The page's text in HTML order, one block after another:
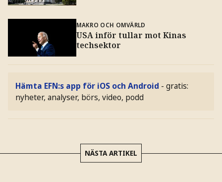
MAKRO OCH OMVÄRLD
USA inför tullar mot Kinas
techsektor
Hämta EFN:s app för iOS och Android - gratis:
nyheter, analyser, börs, video, podd
NÄSTA ARTIKEL